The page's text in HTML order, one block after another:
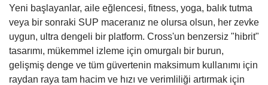
Yeni başlayanlar, aile eğlencesi, fitness, yoga, balık tutma
veya bir sonraki SUP maceranız ne olursa olsun, her zevke
uygun, ultra dengeli bir platform. Cross'un benzersiz "hibrit"
tasarımı, mükemmel izleme için omurgalı bir burun,
gelişmiş denge ve tüm güvertenin maksimum kullanımı için
raydan raya tam hacim ve hızı ve verimliliği artırmak için